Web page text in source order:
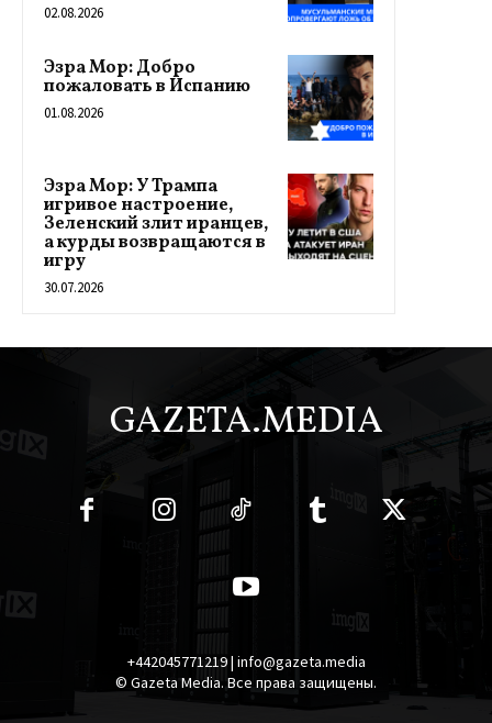
02.08.2026
Эзра Мор: Добро
пожаловать в Испанию
01.08.2026
Эзра Мор: У Трампа
игривое настроение,
Зеленский злит иранцев,
а курды возвращаются в
игру
30.07.2026
GAZETA.MEDIA
+442045771219 | info@gazeta.media
© Gazeta Media. Все права защищены.